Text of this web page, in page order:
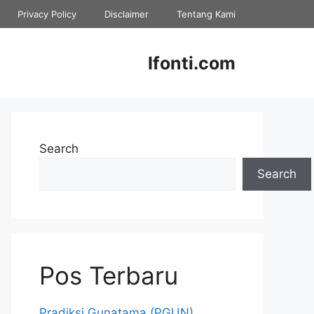
Privacy Policy Disclaimer Tentang Kami
Ifonti.com
Search
Search
Pos Terbaru